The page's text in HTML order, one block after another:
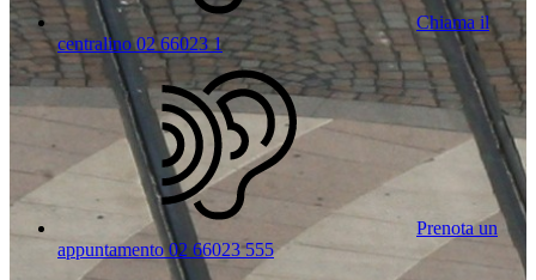
Chiama il
centralino 02 66023 1
Prenota un
appuntamento 02 66023 555